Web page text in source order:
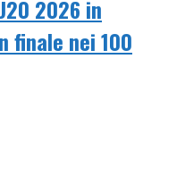
2026 in
finale nei 100